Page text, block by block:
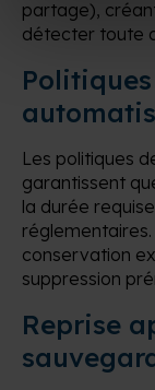
partage),
détecter toute
Les politiques
garantissent
la durée
réglementaires.
conservation
suppression
Reprise